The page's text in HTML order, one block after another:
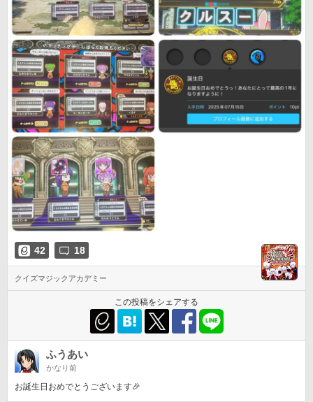
42 18
クイズマジックアカデミー
この投稿をシェアする
ふうあい
かなり前
お誕生日おめでとうございます🎉